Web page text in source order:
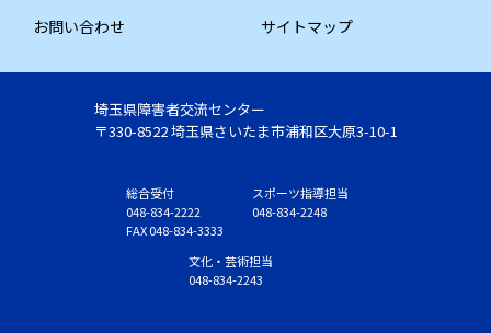
お問い合わせ
サイトマップ
埼玉県障害者交流センター
〒330-8522 埼玉県さいたま市浦和区大原3-10-1
総合受付
048-834-2222
FAX 048-834-3333
スポーツ指導担当
048-834-2248
文化・芸術担当
048-834-2243